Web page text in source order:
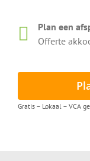
Plan een
Offerte
Gratis – Lokaal – VCA